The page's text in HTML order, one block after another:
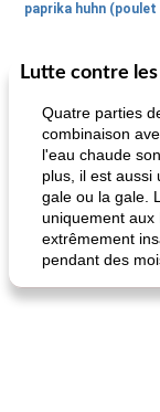
Petit déjeuner et brunch
Lutte contre
Quatre parties
combinaison
l'eau chaude
plus, il est aussi
gale ou la gale.
uniquement aux
extrêmement
pendant des